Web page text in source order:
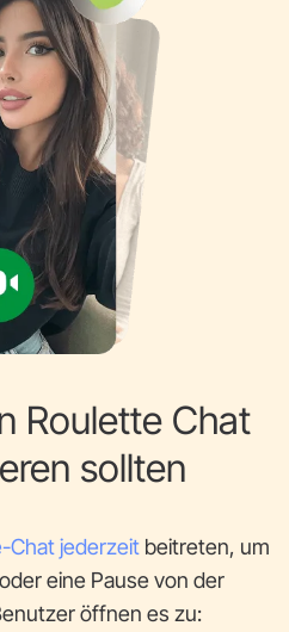
Roulette Chat
sollten
Chat jederzeit beitreten, um
eine Pause von der
öffnen es zu: